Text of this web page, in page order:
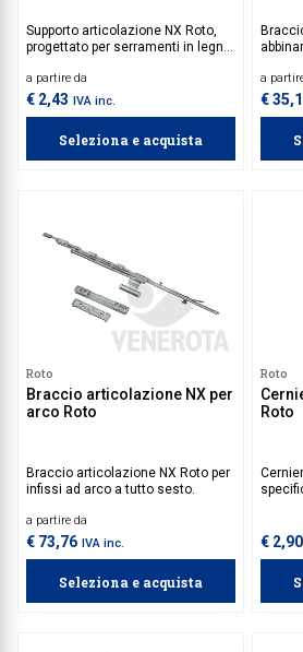
Supporto articolazione NX Roto,
progettato per serramenti in legno,
con braccio articolazione NX.
a partire da
€ 2,43 IVA inc.
Seleziona e acquista
a
€
Roto
Braccio articolazione NX per
arco Roto
Braccio articolazione NX Roto per
infissi ad arco a tutto sesto.
a partire da
€ 73,76 IVA inc.
Seleziona e acquista
Roto
Roto
€ 2,90